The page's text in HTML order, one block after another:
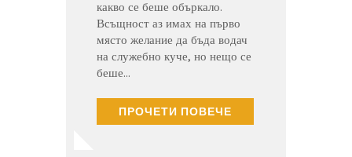
какво се беше объркало.
Всъщност аз имах на първо
място желание да бъда водач
на служебно куче, но нещо се
беше…
ПРОЧЕТИ ПОВЕЧЕ